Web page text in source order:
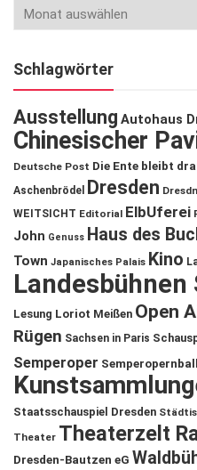
Schlagwörter
Ausstellung Autohaus
Chinesischer
Deutsche Post Die Ente bleibt
Aschenbrödel
Dresden
WEITSICHT Editorial ElbUferei
John Genuss Haus des
Town Japanisches Palais Kino
Landesbühnen
Lesung Loriot Meißen Open
Rügen Sachsen in Paris
Semperoper Semperopernball
Staatsschauspiel Dresden
Theater Theaterzelt
Dresden-Bautzen eG